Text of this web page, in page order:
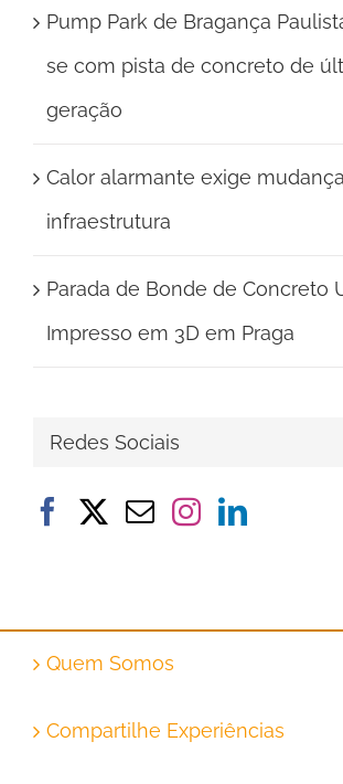
Pump Park de Bragança
se com pista de concreto de
geração
Calor alarmante exige
infraestrutura
Parada de Bonde de Concreto
Impresso em 3D em Praga
Redes Sociais
Quem Somos
Compartilhe Experiências